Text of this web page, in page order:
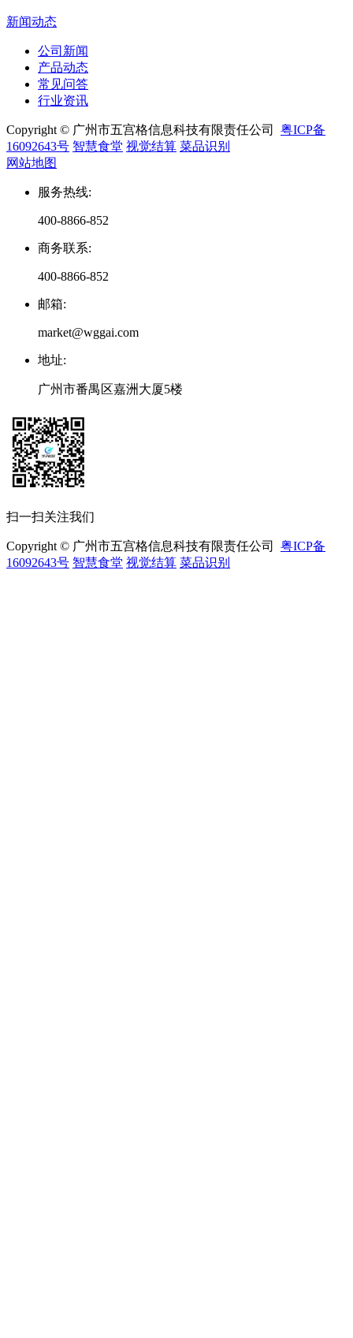
新闻动态
公司新闻
产品动态
常见问答
行业资讯
Copyright © 广州市五宫格信息科技有限责任公司 粤ICP备
16092643号 智慧食堂 视觉结算 菜品识别
网站地图
服务热线:
400-8866-852
商务联系:
400-8866-852
邮箱:
market@wggai.com
地址:
广州市番禺区嘉洲大厦5楼
扫一扫关注我们
Copyright © 广州市五宫格信息科技有限责任公司 粤ICP备
16092643号 智慧食堂 视觉结算 菜品识别